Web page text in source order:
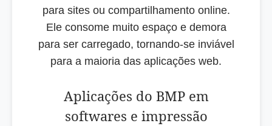
para sites ou compartilhamento online.
Ele consome muito espaço e demora
para ser carregado, tornando-se inviável
para a maioria das aplicações web.
Aplicações do BMP em
softwares e impressão